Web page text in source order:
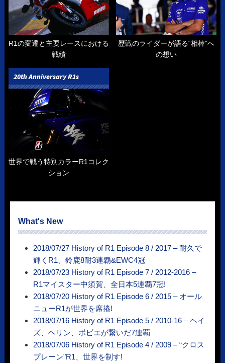
R1の変遷と主要レースにおける
戦績
歴戦のライダーが語る“相棒”へ
の想い
20th Anniversary R1s
世界で戦う特別カラーR1コレク
ション
What's New
2018/07/27 History of R1 Episode 8 / 2017 – 耐久で
輝くR1、鈴鹿8耐3連覇&EWC4冠
2018/07/23 History of R1 Episode 7 / 2012-2016 –
R1マイスター中須賀、全日本5連覇7冠!
2018/07/20 History of R1 Episode 6 / 2015 – オール
ニューR1が世界を席捲!
2018/07/16 History of R1 Episode 5 / 2010-16 – ヘイ
ズ、ヘリン、ボビエが繋いだ7連覇
2018/07/06 History of R1 Episode 4 / 2009 – “クロス
プレーン"R1、世界を制す!